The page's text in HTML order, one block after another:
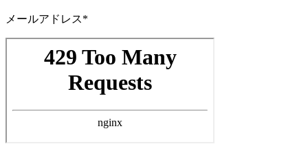
メールアドレス*